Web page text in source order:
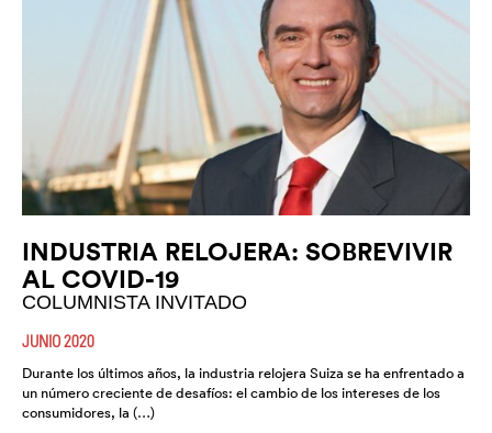
INDUSTRIA RELOJERA: SOBREVIVIR
AL COVID-19
COLUMNISTA INVITADO
JUNIO 2020
Durante los últimos años, la industria relojera Suiza se ha enfrentado a
un número creciente de desafíos: el cambio de los intereses de los
consumidores, la (…)